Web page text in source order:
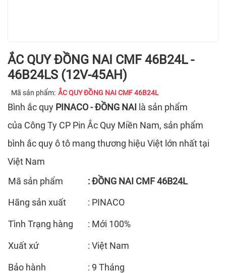
ẮC QUY ĐỒNG NAI CMF 46B24L -
46B24LS (12V-45AH)
Mã sản phẩm: ẮC QUY ĐỒNG NAI CMF 46B24L
Bình ắc quy PINACO - ĐỒNG NAI là sản phẩm
của Công Ty CP Pin Ắc Quy Miền Nam, sản phẩm
bình ắc quy ô tô mang thương hiệu Việt lớn nhất tại
Việt Nam
Mã sản phẩm
: ĐỒNG NAI CMF 46B24L
Hãng sản xuất
: PINACO
Tình Trạng hàng : Mới 100%
Xuất xứ : Việt Nam
Bảo hành : 9 Tháng